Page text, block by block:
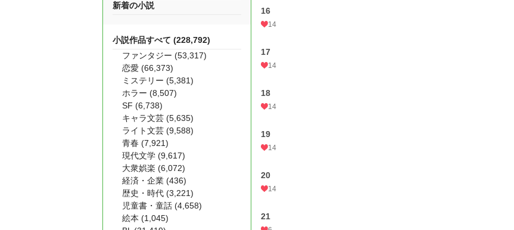
16
14
17
14
18
14
19
14
20
14
21
新着の小説
小説作品すべて (228,792)
ファンタジー (53,317)
恋愛 (66,373)
ミステリー (5,381)
ホラー (8,507)
SF (6,738)
キャラ文芸 (5,635)
ライト文芸 (9,588)
青春 (7,921)
現代文学 (9,617)
大衆娯楽 (6,072)
経済・企業 (436)
歴史・時代 (3,221)
児童書・童話 (4,658)
絵本 (1,045)